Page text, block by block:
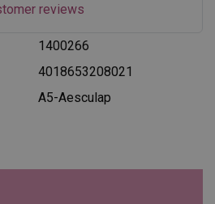
reviews
1400266
4018653208021
A5-Aesculap